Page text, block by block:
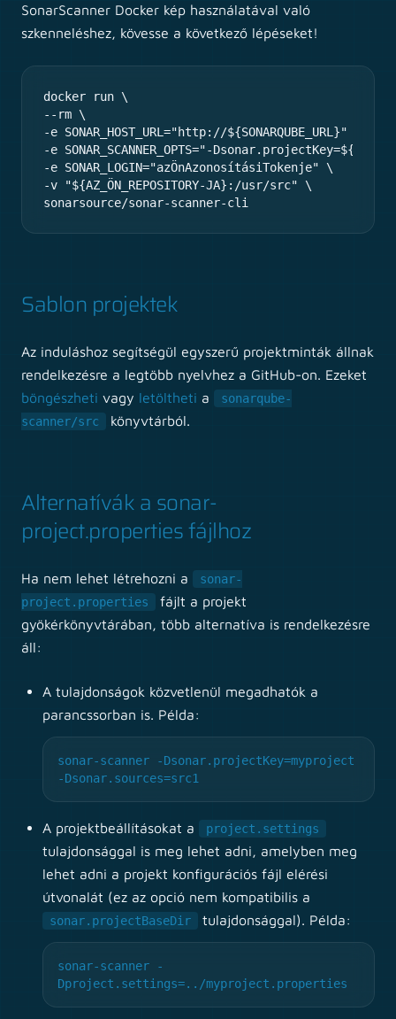
SonarScanner Docker kép használatával való
szkenneléshez, kövesse a következő lépéseket!
docker run \
--rm \
-e SONAR_HOST_URL="http://${SONARQUBE_URL}" \
-e SONAR_SCANNER_OPTS="-
-e SONAR_LOGIN="azÖnAzonosításiTokenje" \
-v "${AZ_ÖN_REPOSITORY-JA}:/usr/src" \
sonarsource/sonar-scanner-cli
Sablon projektek
Az induláshoz segítségül egyszerű projektminták állnak
rendelkezésre a legtöbb nyelvhez a GitHub-on. Ezeket
böngészheti vagy letöltheti a
sonarqube-
scanner/src
könyvtárból.
Alternatívák a sonar-
project.properties fájlhoz
Ha nem lehet létrehozni a
sonar-
project.properties
fájlt a projekt
gyökérkönyvtárában, több alternatíva is rendelkezésre
áll:
A tulajdonságok közvetlenül megadhatók a
parancssorban is. Példa:
sonar-scanner -Dsonar.projectKey=myproject
-Dsonar.sources=src1
A projektbeállításokat a project.settings
tulajdonsággal is meg lehet adni, amelyben meg
lehet adni a projekt konfigurációs fájl elérési
útvonalát (ez az opció nem kompatibilis a
sonar.projectBaseDir tulajdonsággal). Példa:
sonar-scanner -
Dproject.settings=../myproject.properties